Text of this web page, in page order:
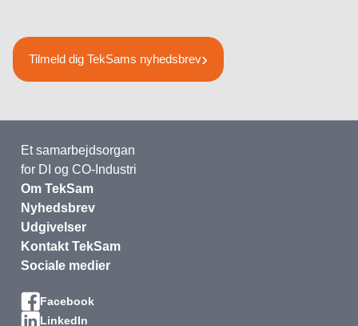
Tilmeld dig TekSams nyhedsbrev
Et samarbejdsorgan
for DI og CO-Industri
Om TekSam
Nyhedsbrev
Udgivelser
Kontakt TekSam
Sociale medier
Facebook
LinkedIn